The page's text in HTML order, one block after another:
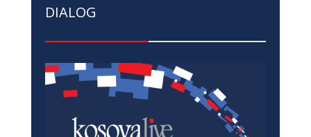
DIALOG